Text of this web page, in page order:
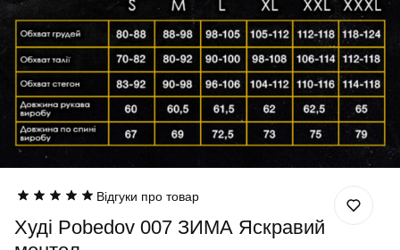
Відгуки про товар
Худі Pobedov 007 ЗИМА Яскравий